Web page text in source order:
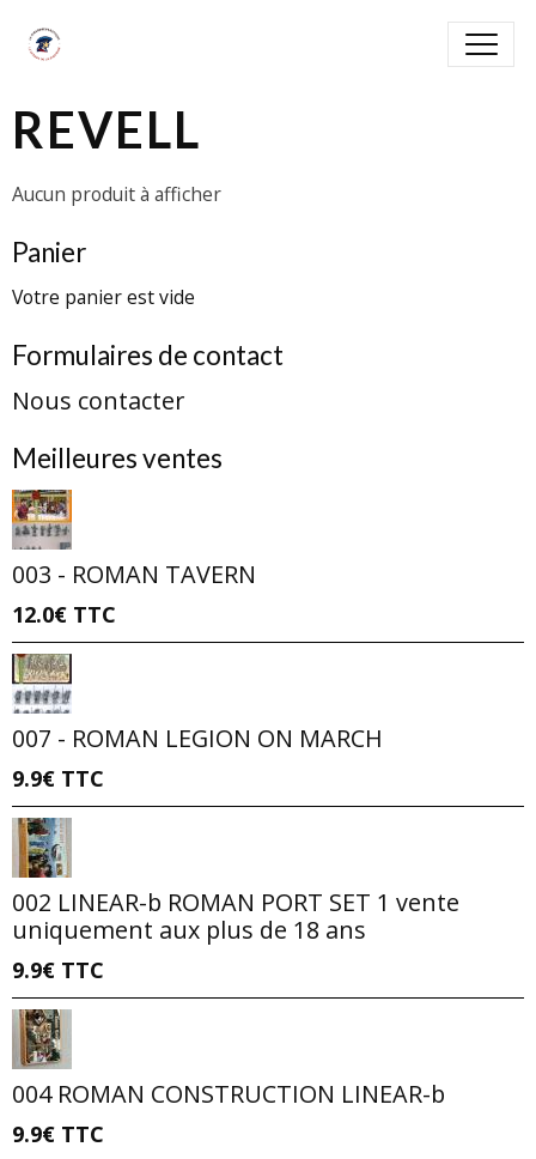
REVELL
Aucun produit à afficher
Panier
Votre panier est vide
Formulaires de contact
Nous contacter
Meilleures ventes
003 - ROMAN TAVERN
12.0€ TTC
007 - ROMAN LEGION ON MARCH
9.9€ TTC
002 LINEAR-b ROMAN PORT SET 1 vente
uniquement aux plus de 18 ans
9.9€ TTC
004 ROMAN CONSTRUCTION LINEAR-b
9.9€ TTC